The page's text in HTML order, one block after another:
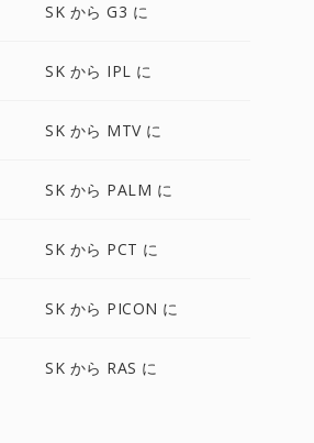
SK から G3 に
SK から IPL に
SK から MTV に
SK から PALM に
SK から PCT に
SK から PICON に
SK から RAS に